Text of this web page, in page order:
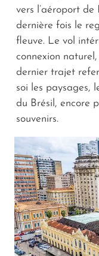
vers l’aéroport
dernière fois le
fleuve. Le vol
connexion
dernier trajet
soi les paysages,
du Brésil, encore
souvenirs.